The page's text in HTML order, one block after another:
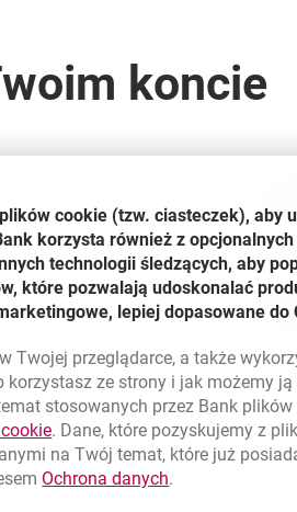
koncie
plikówcookie (tzw. ciasteczek), aby
korzysta również z
technologii śledzących, aby
które pozwalają udoskonalać
lepiej dopasowane do
Twojej przeglądarce, a także
ze strony i jak możemy
stosowanych przez Bank plików
cookielink otwiera się w nowym oknie
. Dane, które pozyskujemy z
na Twój temat, które już
Ochrona danych.